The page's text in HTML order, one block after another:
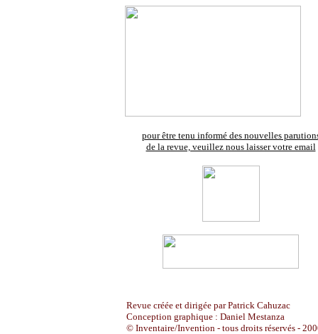
pour être tenu informé des nouvelles
de la revue, veuillez nous laisser votre email
Revue créée et dirigée par Patrick Cahuzac
Conception graphique : Daniel Mestanza
© Inventaire/Invention - tous droits réservés -